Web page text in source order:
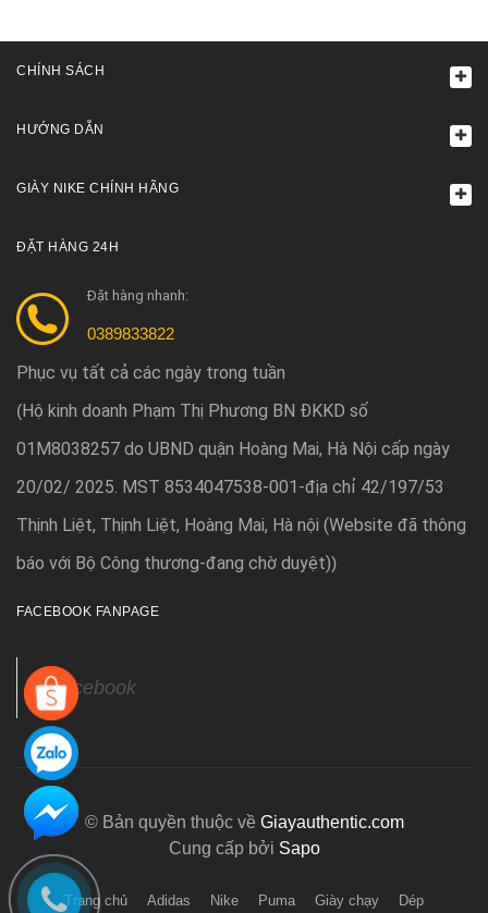
CHÍNH SÁCH
HƯỚNG DẪN
GIÀY NIKE CHÍNH HÃNG
ĐẶT HÀNG 24H
Đặt hàng nhanh:
0389833822
Phục vụ tất cả các ngày trong tuần
(Hộ kinh doanh Phạm Thị Phương BN ĐKKD số
01M8038257 do UBND quận Hoàng Mai, Hà Nội cấp ngày
20/02/ 2025. MST 8534047538-001-địa chỉ 42/197/53
Thịnh Liệt, Thịnh Liệt, Hoàng Mai, Hà nội (Website đã thông
báo với Bộ Công thương-đang chờ duyệt))
FACEBOOK FANPAGE
Facebook
© Bản quyền thuộc về Giayauthentic.com
Cung cấp bởi Sapo
Trang chủ Adidas Nike Puma Giày chạy Dép